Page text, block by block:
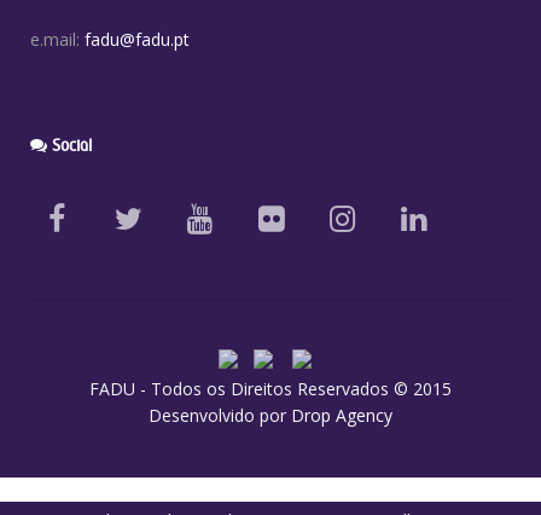
e.mail: fadu@fadu.pt
Social
FADU - Todos os Direitos Reservados © 2015
Desenvolvido por Drop Agency